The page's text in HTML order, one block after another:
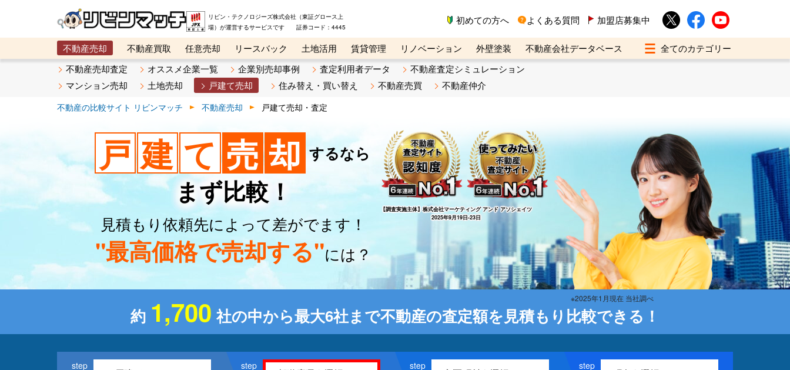
リビン・テクノロジーズ株式会社（東証グロース上
場）が運営するサービスです 証券コード：4445
初めての方へ よくある質問 加盟店募集中
不動産売却 不動産買取 任意売却 リースバック 土地活用 賃貸管理 リノベーション 外壁塗装
不動産会社データベース
メタ住宅展示場
ベスト不動産カンパニー オンライン講座 リビンマガジンBiz 不動産売却ご相談デスク
不動産売却査定 オススメ企業一覧 企業別売却事例 査定利用者データ
不動産査定シミュレーション
マンション売却
土地売却 戸建て売却 住み替え・買い替え 不動産売買 不動産仲介
不動産の比較サイト リビンマッチ 不動産売却 戸建て売却・査定
戸 建 て 売 却 するなら
まず比較！
見積もり依頼先によって差がでます！
"最高価格で売却する"には？
【調査実施主体】株式会社マーケティング アンド アソシェイツ
2025年9月19日-23日
約 1,700 社の中から最大6社まで不動産の査定額を見積もり比較できる！
※2025年1月現在 当社調べ